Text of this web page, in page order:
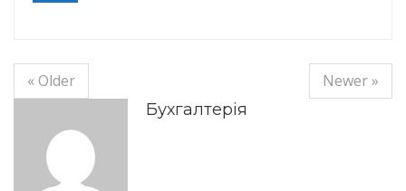
« Older
Newer »
Бухгалтерія